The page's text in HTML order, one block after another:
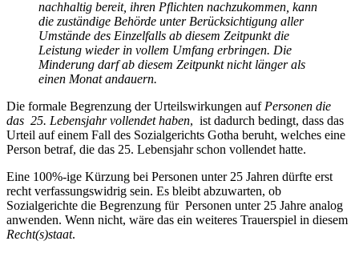
nachhaltig bereit, ihren Pflichten nachzukommen, kann
die zuständige Behörde unter Berücksichtigung aller
Umstände des Einzelfalls ab diesem Zeitpunkt die
Leistung wieder in vollem Umfang erbringen. Die
Minderung darf ab diesem Zeitpunkt nicht länger als
einen Monat andauern.
Die formale Begrenzung der Urteilswirkungen auf Personen die
das 25. Lebensjahr vollendet haben, ist dadurch bedingt, dass das
Urteil auf einem Fall des Sozialgerichts Gotha beruht, welches eine
Person betraf, die das 25. Lebensjahr schon vollendet hatte.
Eine 100%-ige Kürzung bei Personen unter 25 Jahren dürfte erst
recht verfassungswidrig sein. Es bleibt abzuwarten, ob
Sozialgerichte die Begrenzung für Personen unter 25 Jahre analog
anwenden. Wenn nicht, wäre das ein weiteres Trauerspiel in diesem
Recht(s)staat.